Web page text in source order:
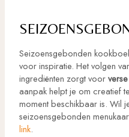
Seizoensgebonden
voor inspiratie. Het volgen
ingrediënten zorgt voor
aanpak helpt je om creatief
moment beschikbaar is. Wil
seizoensgebonden
link.